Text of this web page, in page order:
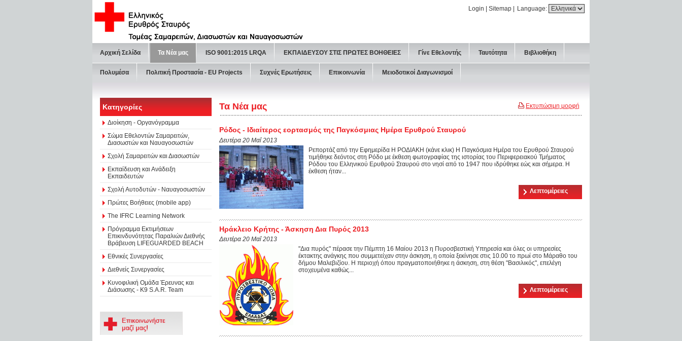
Language:
Login Sitemap
Αρχική Σελίδα Τα Νέα μας ISO 9001:2015 LRQA ΕΚΠΑΙΔΕΥΣΟΥ ΣΤΙΣ ΠΡΩΤΕΣ ΒΟΗΘΕΙΕΣ Γίνε Εθελοντής Ταυτότητα Βιβλιοθήκη
Πολυμέσα Πολιτική Προστασία - ΕU Projects Συχνές Ερωτήσεις Επικοινωνία Μειοδοτικοί Διαγωνισμοί
Κατηγορίες
Διοίκηση - Οργανόγραμμα
Σώμα Εθελοντών Σαμαρειτών,
Διασωστών και Ναυαγοσωστών
Σχολή Σαμαρειτών και Διασωστών
Εκπαίδευση και Ανάδειξη
Εκπαιδευτών
Σχολή Αυτοδυτών - Ναυαγοσωστών
Πρώτες Βοήθειες (mobile app)
The IFRC Learning Network
Πρόγραμμα Εκτιμήσεων
Επικινδυνότητας Παραλιών Διεθνής
Βράβευση LIFEGUARDED BEACH
Εθνικές Συνεργασίες
Διεθνείς Συνεργασίες
Κυνοφιλική Ομάδα Έρευνας και
Διάσωσης - Κ9 S.A.R. Team
Εκτυπώσιμη μορφή
Τα Νέα μας
Ρόδος - Ιδιαίτερος εορτασμός της Παγκόσμιας Ημέρα Ερυθρού Σταυρού
Δευτέρα 20 Μαΐ 2013
Ρεπορτάζ από την Εφημερίδα Η ΡΟΔΙΑΚΗ (κάνε κλικ) Η Παγκόσμια Ημέρα του Ερυθρού Σταυρού
τιμήθηκε δεόντος στη Ρόδο με έκθεση φωτογραφίας της ιστορίας του Περιφερειακού Τμήματος
Ρόδου του Ελληνικού Ερυθρού Σταυρού στο νησί από το 1947 που ιδρύθηκε εώς και σήμερα. Η
έκθεση ήταν...
Λεπτομέρειες
Ηράκλειο Κρήτης - Άσκηση Δια Πυρός 2013
Δευτέρα 20 Μαΐ 2013
"Δια πυρός" πέρασε την Πέμπτη 16 Μαίου 2013 η Πυροσβεστική Υπηρεσία και όλες οι υπηρεσίες
έκτακτης ανάγκης που συμμετείχαν στην άσκηση, η οποία ξεκίνησε στις 10.00 το πρωί στο Μάραθο του
δήμου Μαλεβιζίου. Η περιοχή όπου πραγματοποιήθηκε η άσκηση, στη θέση "Βασιλικός", επελέγη
στοχευμένα καθώς...
Λεπτομέρειες